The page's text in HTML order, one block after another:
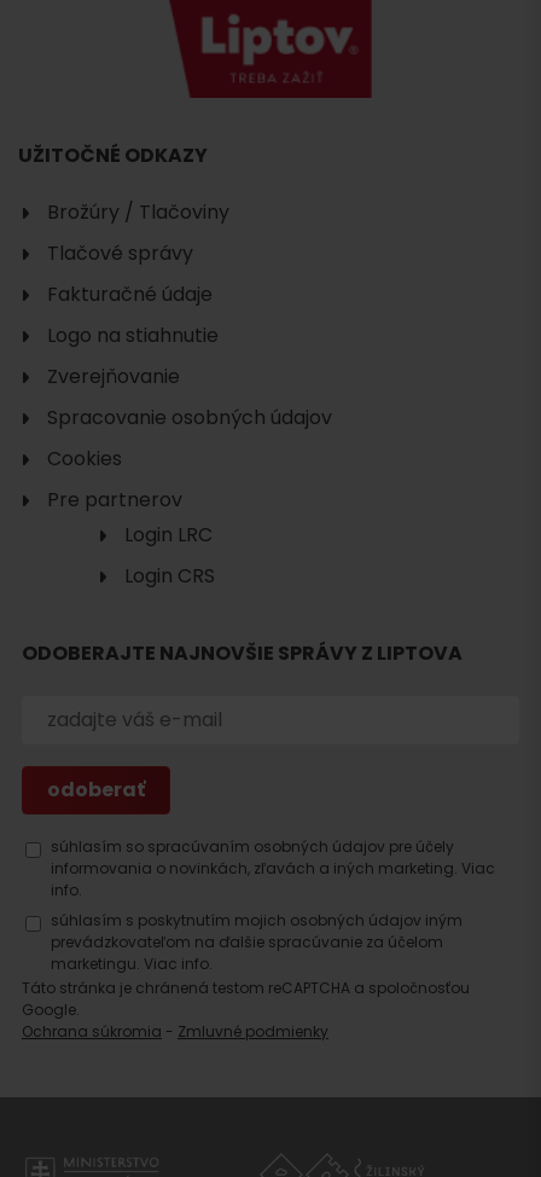
Hľadať
UŽITOČNÉ ODKAZY
Brožúry / Tlačoviny
Tlačové správy
Fakturačné údaje
Logo na stiahnutie
Zverejňovanie
Spracovanie osobných údajov
Cookies
Pre partnerov
Login LRC
Login CRS
ODOBERAJTE NAJNOVŠIE SPRÁVY Z LIPTOVA
súhlasím so spracúvaním osobných údajov pre účely
informovania o novinkách, zľavách a iných marketing. Viac
info.
súhlasím s poskytnutím mojich osobných údajov iným
prevádzkovateľom na ďalšie spracúvanie za účelom
marketingu. Viac info.
Táto stránka je chránená testom reCAPTCHA a spoločnosťou
Google.
Ochrana súkromia - Zmluvné podmienky